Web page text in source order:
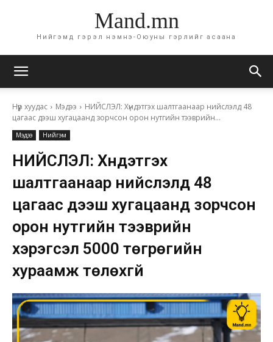
Mand.mn
Нийгэмд гэрэл нэмнэ-Оюуны гэрлийг асаана
Нүүр хуудас Мэдээ
НИЙСЛЭЛ: Хүндэтгэх шалтгаанаар нийслэлд 48
цагаас дээш хугацаанд зорчсон орон нутгийн тээврийн...
Мэдээ Нийгэм
НИЙСЛЭЛ: Хүндэтгэх
шалтгаанаар нийслэлд 48
цагаас дээш хугацаанд зорчсон
орон нутгийн тээврийн
хэрэгсэл 5000 төгрөгийн
хураамж төлөхгүй